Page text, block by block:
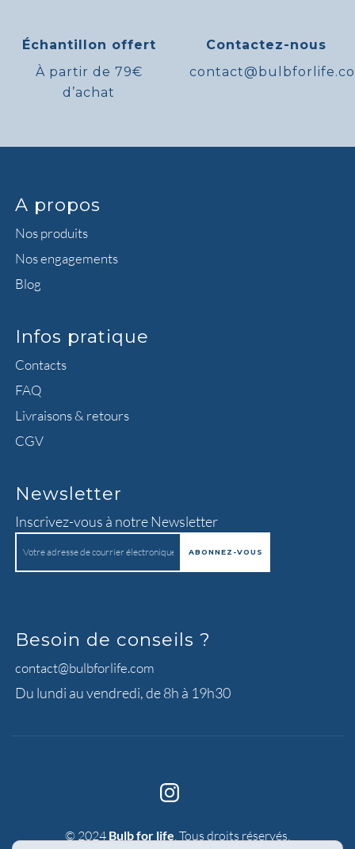
Échantillon offert
À partir de 79€
d’achat
Contactez-nous
A propos
Nos produits
Nos engagements
Blog
Infos pratique
Contacts
FAQ
Livraisons & retours
CGV
Newsletter
Inscrivez-vous à notre Newsletter
Besoin de conseils ?
contact@bulbforlife.com
Du lundi au vendredi, de 8h à 19h30
© 2024 Bulb for life. Tous droits réservés.